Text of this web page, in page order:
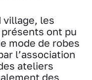
village, les
ont pu
mode de robes
l’association
ateliers
des